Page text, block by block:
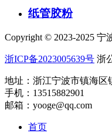
纸管胶粉
Copyright © 2023-2025
浙ICP备2023005639号 浙
地址：浙江宁波市镇海区
手机：13515882901
邮箱：yooge@qq.com
首页